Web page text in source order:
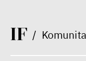
IF/ Komunita